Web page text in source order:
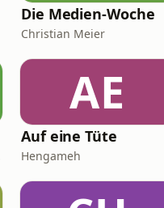
Die Medien-Woche
Christian Meier
AE
Auf eine Tüte
Hengameh